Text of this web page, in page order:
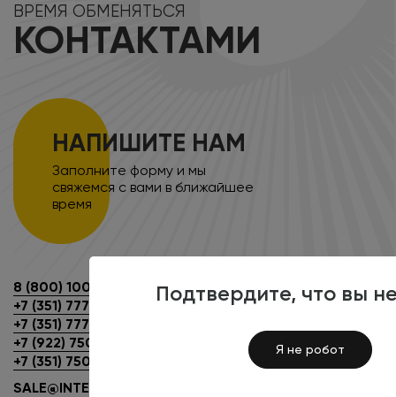
Подтвердите, что вы
Я не робот
ВРЕМЯ ОБМЕНЯТЬСЯ
КОНТАКТАМИ
НАПИШИТЕ НАМ
Заполните форму и мы
свяжемся с вами в ближайшее
время
8 (800) 100-45-85
+7 (351) 777-80-70
+7 (351) 777-30-62
+7 (922) 750-20-10
+7 (351) 750-20-10
SALE@INTECSITE.RU